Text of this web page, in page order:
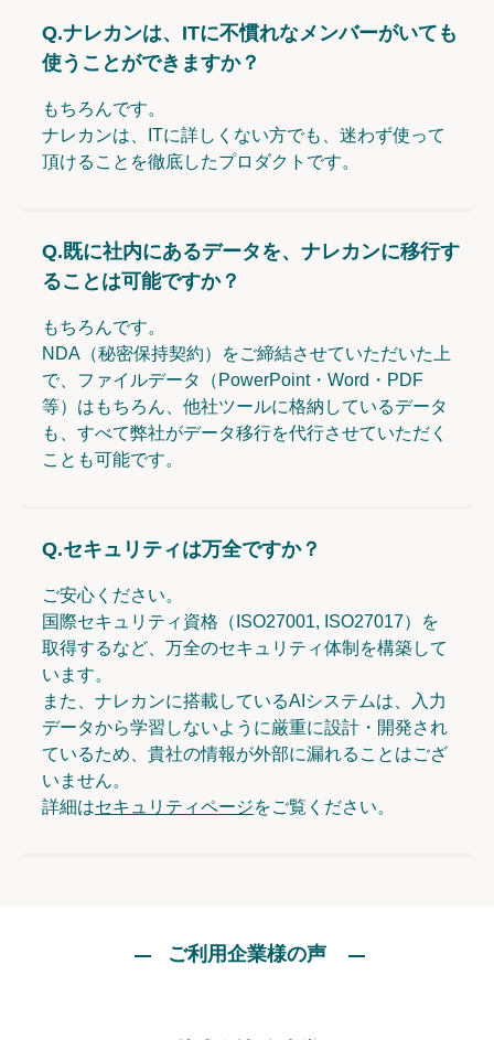
Q.ナレカンは、ITに不慣れなメンバーがいても
使うことができますか？
もちろんです。
ナレカンは、ITに詳しくない方でも、迷わず使って
頂けることを徹底したプロダクトです。
Q.既に社内にあるデータを、ナレカンに移行す
ることは可能ですか？
もちろんです。
NDA（秘密保持契約）をご締結させていただいた上
で、ファイルデータ（PowerPoint・Word・PDF
等）はもちろん、他社ツールに格納しているデータ
も、すべて弊社がデータ移行を代行させていただく
ことも可能です。
Q.セキュリティは万全ですか？
ご安心ください。
国際セキュリティ資格（ISO27001, ISO27017）を
取得するなど、万全のセキュリティ体制を構築して
います。
また、ナレカンに搭載しているAIシステムは、入力
データから学習しないように厳重に設計・開発され
ているため、貴社の情報が外部に漏れることはござ
いません。
詳細はセキュリティページをご覧ください。
ご利用企業様の声